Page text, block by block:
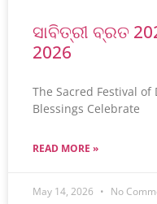
ସାବିତ୍ରୀ ବ୍ରତ
2026
The Sacred Festival of
Blessings Celebrate
READ MORE »
May 14, 2026 No